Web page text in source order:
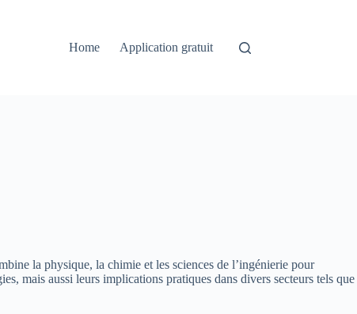
Home Application gratuit
la physique, la chimie et les sciences de l’ingénierie pour
mais aussi leurs implications pratiques dans divers secteurs tels que